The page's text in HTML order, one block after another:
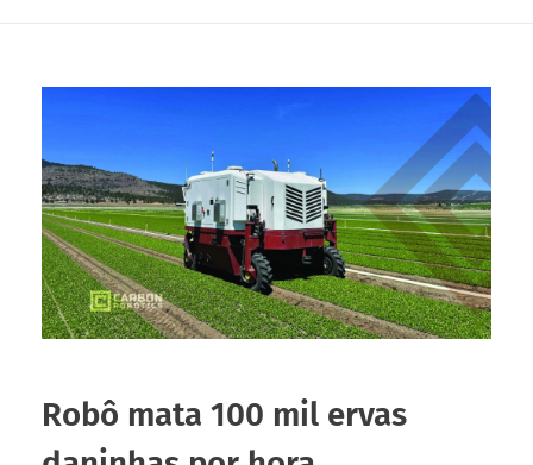
Robô mata 100 mil ervas